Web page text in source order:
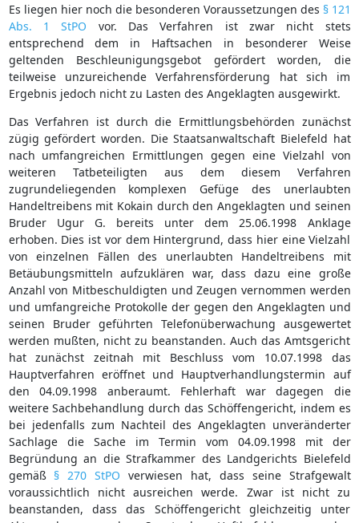
Es liegen hier noch die besonderen Voraussetzungen des § 121
Abs. 1 StPO vor. Das Verfahren ist zwar nicht stets
entsprechend dem in Haftsachen in besonderer Weise
geltenden Beschleunigungsgebot gefördert worden, die
teilweise unzureichende Verfahrensförderung hat sich im
Ergebnis jedoch nicht zu Lasten des Angeklagten ausgewirkt.
Das Verfahren ist durch die Ermittlungsbehörden zunächst
zügig gefördert worden. Die Staatsanwaltschaft Bielefeld hat
nach umfangreichen Ermittlungen gegen eine Vielzahl von
weiteren Tatbeteiligten aus dem diesem Verfahren
zugrundeliegenden komplexen Gefüge des unerlaubten
Handeltreibens mit Kokain durch den Angeklagten und seinen
Bruder Ugur G. bereits unter dem 25.06.1998 Anklage
erhoben. Dies ist vor dem Hintergrund, dass hier eine Vielzahl
von einzelnen Fällen des unerlaubten Handeltreibens mit
Betäubungsmitteln aufzuklären war, dass dazu eine große
Anzahl von Mitbeschuldigten und Zeugen vernommen werden
und umfangreiche Protokolle der gegen den Angeklagten und
seinen Bruder geführten Telefonüberwachung ausgewertet
werden mußten, nicht zu beanstanden. Auch das Amtsgericht
hat zunächst zeitnah mit Beschluss vom 10.07.1998 das
Hauptverfahren eröffnet und Hauptverhandlungstermin auf
den 04.09.1998 anberaumt. Fehlerhaft war dagegen die
weitere Sachbehandlung durch das Schöffengericht, indem es
bei jedenfalls zum Nachteil des Angeklagten unveränderter
Sachlage die Sache im Termin vom 04.09.1998 mit der
Begründung an die Strafkammer des Landgerichts Bielefeld
gemäß § 270 StPO verwiesen hat, dass seine Strafgewalt
voraussichtlich nicht ausreichen werde. Zwar ist nicht zu
beanstanden, dass das Schöffengericht gleichzeitig unter